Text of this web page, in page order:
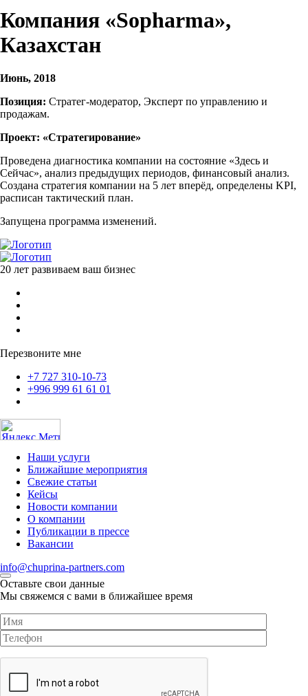
Компания «Sopharma»,
Казахстан
Июнь, 2018
Позиция: Стратег-модератор, Эксперт по управлению и
продажам.
Проект: «Стратегирование»
Проведена диагностика компании на состояние «Здесь и
Сейчас», анализ предыдущих периодов, финансовый анализ.
Создана стратегия компании на 5 лет вперёд, определены KPI,
расписан тактический план.
Запущена программа изменений.
20 лет развиваем ваш бизнес
Перезвоните мне
+7 727 310-10-73
+996 999 61 61 01
Наши услуги
Ближайшие мероприятия
Свежие статьи
Кейсы
Новости компании
О компании
Публикации в прессе
Вакансии
info@chuprina-partners.com
Оставьте свои данные
Мы свяжемся с вами в ближайшее время